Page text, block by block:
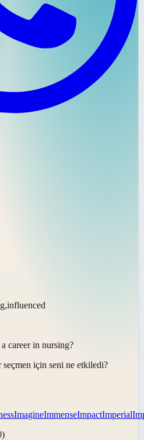
career in nursing?
için seni ne etkiledi?
ImagineImmenseImpactImperial